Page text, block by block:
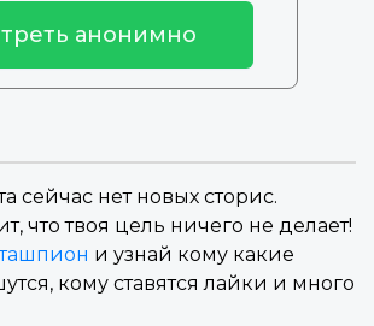
анонимно
сейчас нет новых сторис.
что твоя цель ничего не делает!
и узнай кому какие
кому ставятся лайки и много